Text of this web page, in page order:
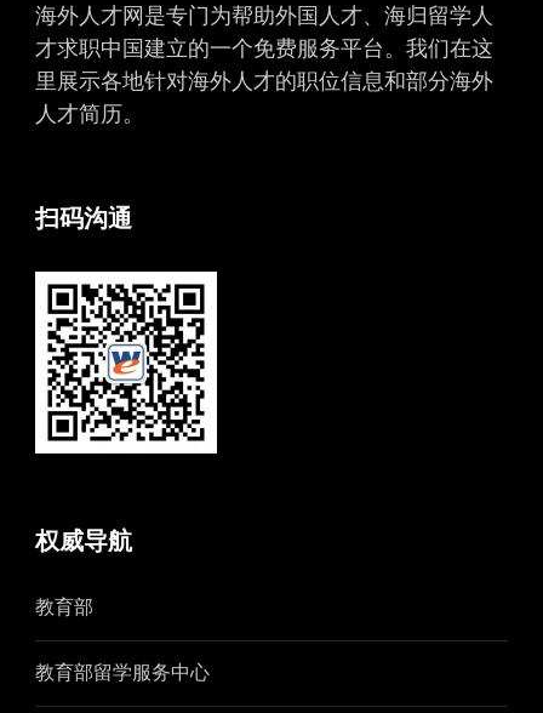
海外人才网是专门为帮助外国人才、海归留学人
才求职中国建立的一个免费服务平台。我们在这
里展示各地针对海外人才的职位信息和部分海外
人才简历。
扫码沟通
权威导航
教育部
教育部留学服务中心